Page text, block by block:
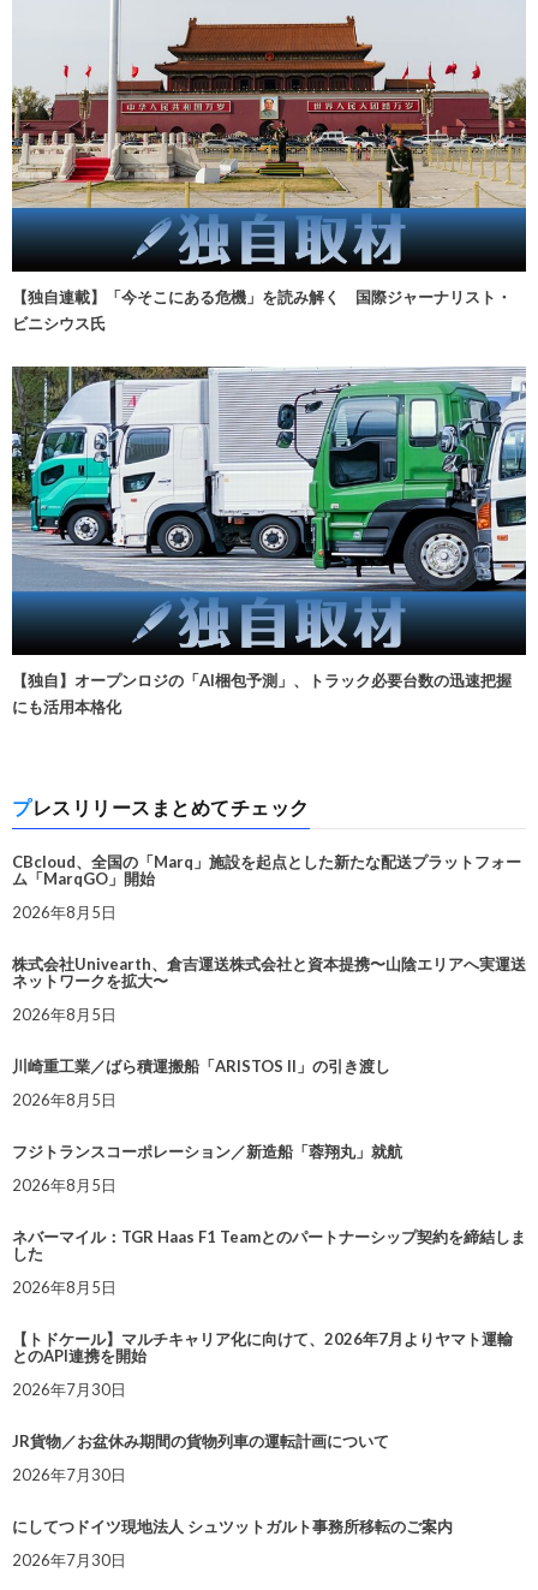
【独自連載】「今そこにある危機」を読み解く 国際ジャーナリスト・
ビニシウス氏
【独自】オープンロジの「AI梱包予測」、トラック必要台数の迅速把握
にも活用本格化
プレスリリースまとめてチェック
CBcloud、全国の「Marq」施設を起点とした新たな配送プラットフォー
ム「MarqGO」開始
2026年8月5日
株式会社Univearth、倉吉運送株式会社と資本提携〜山陰エリアへ実運送
ネットワークを拡大〜
2026年8月5日
川崎重工業／ばら積運搬船「ARISTOS II」の引き渡し
2026年8月5日
フジトランスコーポレーション／新造船「蓉翔丸」就航
2026年8月5日
ネバーマイル：TGR Haas F1 Teamとのパートナーシップ契約を締結しま
した
2026年8月5日
【トドケール】マルチキャリア化に向けて、2026年7月よりヤマト運輸
とのAPI連携を開始
2026年7月30日
JR貨物／お盆休み期間の貨物列車の運転計画について
2026年7月30日
にしてつドイツ現地法人 シュツットガルト事務所移転のご案内
2026年7月30日